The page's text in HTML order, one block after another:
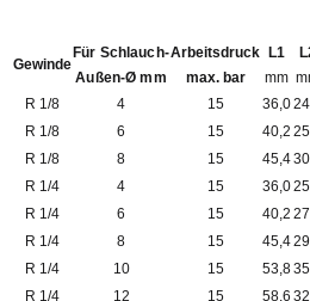
Gewinde
Für Schlauch-
Außen-Ø mm
Arbeitsdruck
max. bar
L1
mm
R 1/8
4 15 36,0
R 1/8
6 15 40,2
R 1/8
8 15 45,4
R 1/4
4 15 36,0
R 1/4
6 15 40,2
R 1/4
8 15 45,4
R 1/4
10 15 53,8
R 1/4
12 15 58,6